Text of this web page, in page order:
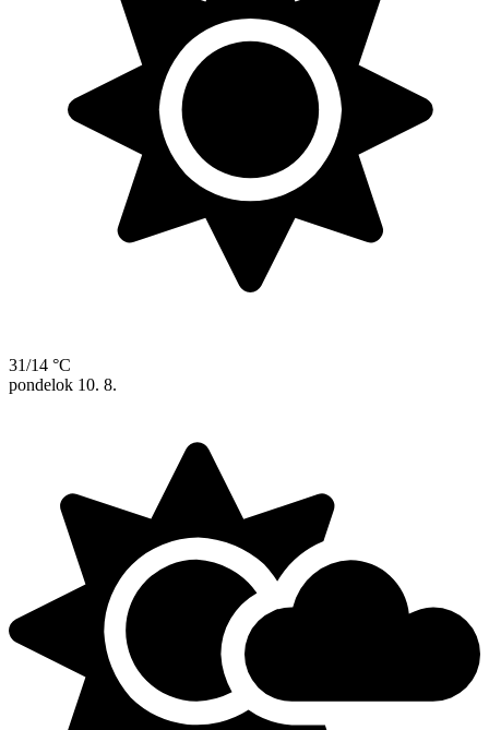
31/14 °C
pondelok 10. 8.